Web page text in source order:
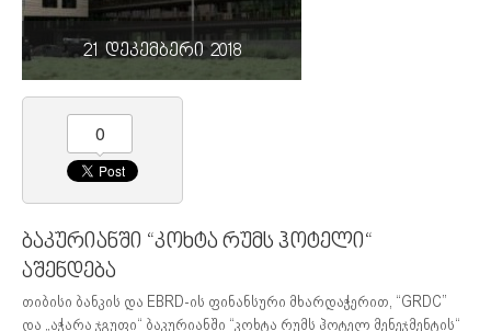
21 დეკემბერი 2018
0
ბაკურიანში “კოხტა რუმს ჰოტელი“
აშენდება
თიბისი ბანკის და EBRD-ის ფინანსური მხარდაჭერით, “GRDC”
და „აჭარა ჯგუფი“ ბაკურიანში “კოხტა რუმს ჰოტელ მენეჯმენტის“